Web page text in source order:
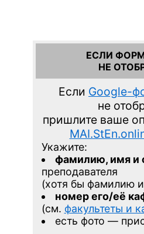
ЕСЛИ
НЕ
Если Google-
не
пришлите ваше
Укажите:
фамилию, имя и
преподавателя
(хотя бы фамилию
номер его/её
(см. факультеты и
есть фото —